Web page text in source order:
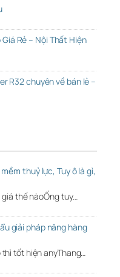
Rẻ – Nội Thất Hiện
R32 chuyên về bán lẻ –
thuỷ lực, Tuy ô là gì,
thế nàoỐng tuy…
giải pháp nâng hàng
tốt hiện anyThang…